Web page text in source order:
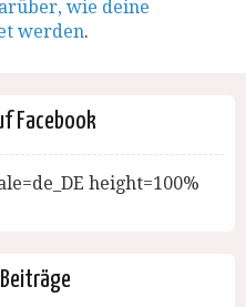
wie deine
werden.
Facebook
height=100%